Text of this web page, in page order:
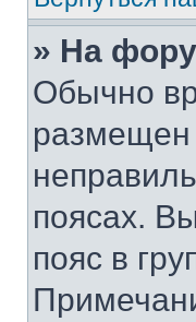
» На
Обычно
размещен
поясах.
пояс в